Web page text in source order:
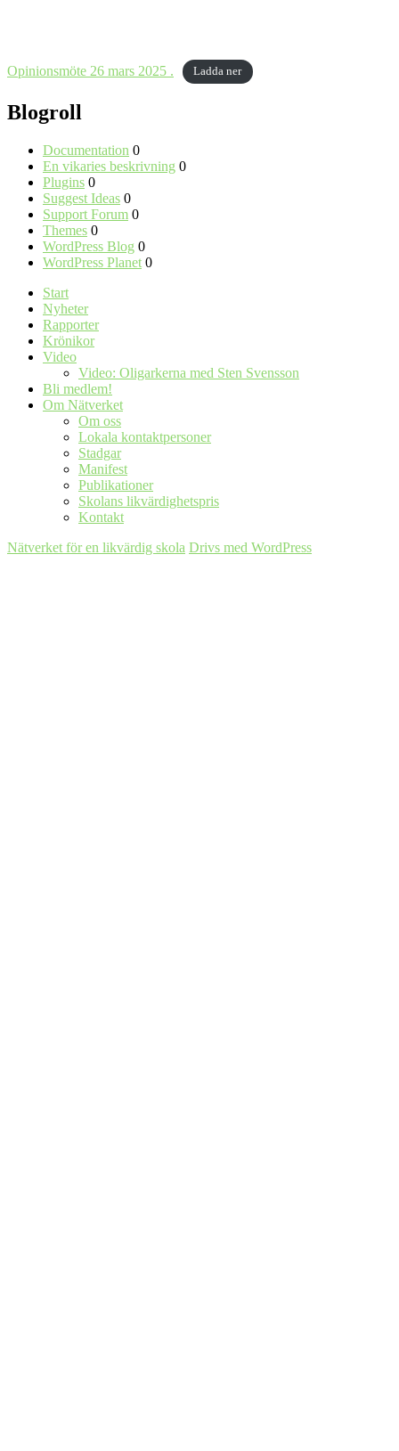
Opinionsmöte 26 mars 2025 . Ladda ner
Blogroll
Documentation 0
En vikaries beskrivning 0
Plugins 0
Suggest Ideas 0
Support Forum 0
Themes 0
WordPress Blog 0
WordPress Planet 0
Start
Nyheter
Rapporter
Krönikor
Video
Video: Oligarkerna med Sten Svensson
Bli medlem!
Om Nätverket
Om oss
Lokala kontaktpersoner
Stadgar
Manifest
Publikationer
Skolans likvärdighetspris
Kontakt
Nätverket för en likvärdig skola Drivs med WordPress